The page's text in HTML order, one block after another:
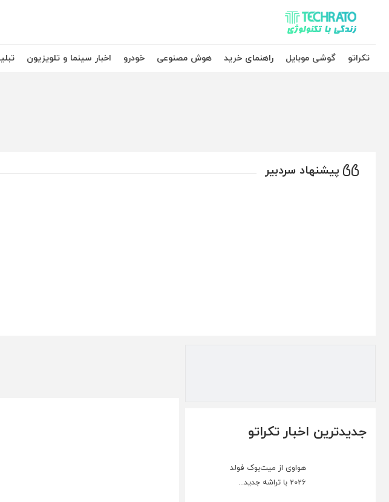
تکراتو – زندگی با تکنولوژی
تکراتو
گوشی موبایل راهنمای خرید هوش مصنوعی خودرو اخبار سینما و تلویزیون
پیشنهاد سردبیر
جدیدترین اخبار تکراتو
هواوی از میت‌بوک فولد
2026 با تراشه جدید...